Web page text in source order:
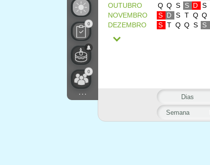
0
0
...
OUTUBRO
Q Q S S D S
NOVEMBRO
S D S T Q Q
DEZEMBRO
S T Q Q S S
Semana
Dias